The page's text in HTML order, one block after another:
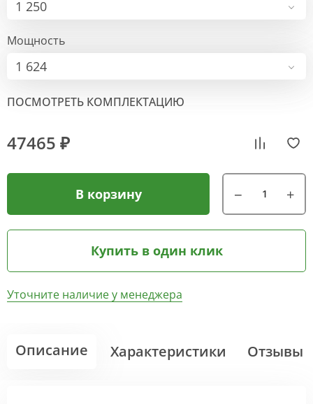
1 250
Мощность
1 624
ПОСМОТРЕТЬ КОМПЛЕКТАЦИЮ
47465 ₽
В корзину
Купить в один клик
Уточните наличие у менеджера
Описание Характеристики Отзывы